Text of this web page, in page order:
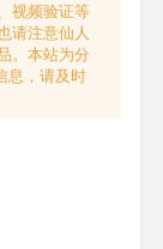
视频验证等
请注意仙人
。本站为分
息，请及时